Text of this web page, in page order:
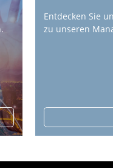
Entdecken Sie
zu unseren